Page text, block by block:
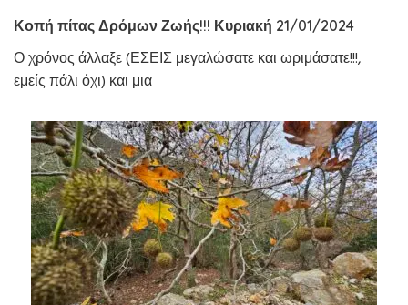
Κοπή πίτας Δρόμων Ζωής!!! Κυριακή 21/01/2024
Ο χρόνος άλλαξε (ΕΣΕΙΣ μεγαλώσατε και ωριμάσατε!!!,
εμείς πάλι όχι) και μια